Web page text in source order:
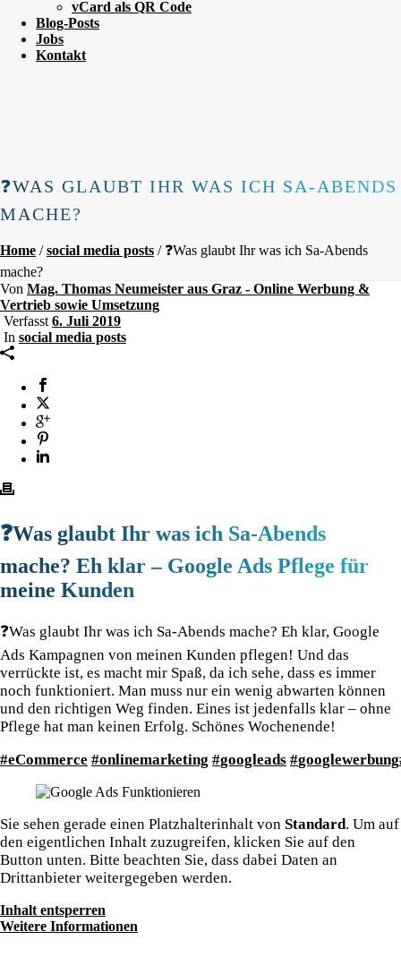
vCard als QR Code
Blog-Posts
Jobs
Kontakt
❓WAS GLAUBT IHR WAS ICH SA-ABENDS
MACHE?
Home /social media posts / ❓Was glaubt Ihr was ich Sa-Abends
mache?
Von Mag. Thomas Neumeister aus Graz - Online Werbung &
Vertrieb sowie Umsetzung
Verfasst 6. Juli 2019
In social media posts
❓Was glaubt Ihr was ich Sa-Abends
mache? Eh klar – Google Ads Pflege für
meine Kunden
❓Was glaubt Ihr was ich Sa-Abends mache? Eh klar, Google
Ads Kampagnen von meinen Kunden pflegen! Und das
verrückte ist, es macht mir Spaß, da ich sehe, dass es immer
noch funktioniert. Man muss nur ein wenig abwarten können
und den richtigen Weg finden. Eines ist jedenfalls klar – ohne
Pflege hat man keinen Erfolg. Schönes Wochenende!
#eCommerce #onlinemarketing #googleads #googlewerbung
Sie sehen gerade einen Platzhalterinhalt von Standard. Um auf
den eigentlichen Inhalt zuzugreifen, klicken Sie auf den
Button unten. Bitte beachten Sie, dass dabei Daten an
Drittanbieter weitergegeben werden.
Inhalt entsperren
Weitere Informationen